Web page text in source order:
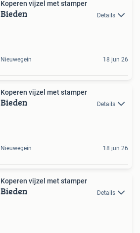
Koperen vijzel met stamper
Bieden Details
Nieuwegein 18 jun 26
Koperen vijzel met stamper
Bieden Details
Nieuwegein 18 jun 26
Koperen vijzel met stamper
Bieden Details